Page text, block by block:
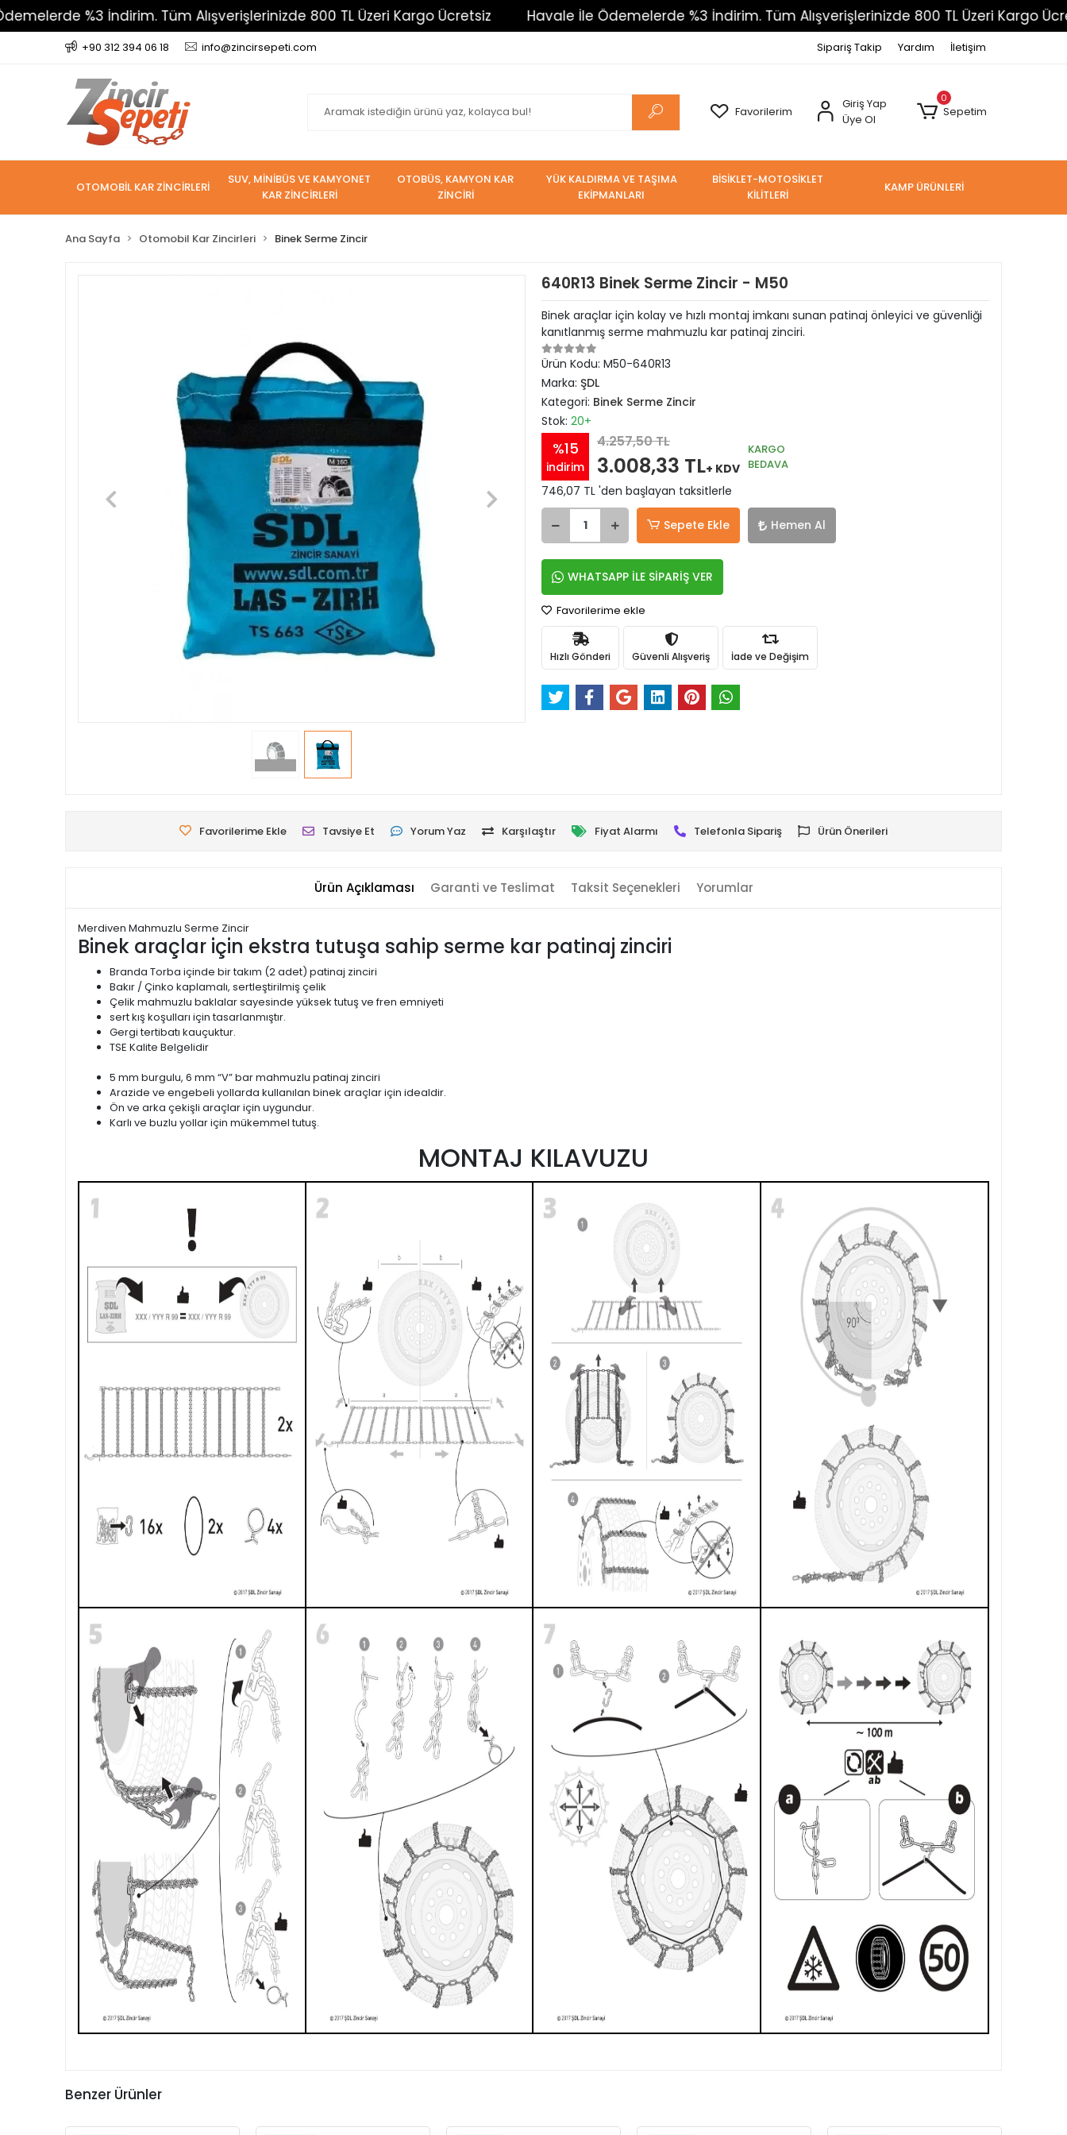
%3 İndirim. Tüm Alışverişlerinizde 800 TL Üzeri Kargo Ücretsiz Havale İle Ödemelerde %3 İndirim. Tüm Alışverişlerinizde 800 TL Üzeri Kargo Ücretsiz
+90 312 394 06 18 info@zincirsepeti.com Sipariş Takip Yardım İletişim
Favorilerim
Giriş Yap
Üye Ol
0
Sepetim
OTOMOBİL KAR ZİNCİRLERİ
SUV, MİNİBÜS VE KAMYONET
KAR ZİNCİRLERİ
OTOBÜS, KAMYON KAR
ZİNCİRİ
YÜK KALDIRMA VE TAŞIMA
EKİPMANLARI
BİSİKLET-MOTOSİKLET
KİLİTLERİ
KAMP ÜRÜNLERİ
Ana Sayfa Otomobil Kar Zincirleri Binek Serme Zincir
640R13 Binek Serme Zincir - M50
Binek araçlar için kolay ve hızlı montaj imkanı sunan patinaj önleyici ve güvenliği
kanıtlanmış serme mahmuzlu kar patinaj zinciri.
Ürün Kodu: M50-640R13
Marka: ŞDL
Kategori: Binek Serme Zincir
Stok: 20+
%15
indirim
4.257,50 TL
3.008,33 TL+ KDV
KARGO
BEDAVA
746,07 TL 'den başlayan taksitlerle
Sepete Ekle Hemen Al
WHATSAPP İLE SİPARİŞ VER
Favorilerime ekle
Hızlı Gönderi Güvenli Alışveriş İade ve Değişim
Favorilerime Ekle Tavsiye Et Yorum Yaz Karşılaştır Fiyat Alarmı Telefonla Sipariş Ürün Önerileri
Ürün Açıklaması Garanti ve Teslimat Taksit Seçenekleri Yorumlar
Merdiven Mahmuzlu Serme Zincir
Binek araçlar için ekstra tutuşa sahip serme kar patinaj zinciri
Branda Torba içinde bir takım (2 adet) patinaj zinciri
Bakır / Çinko kaplamalı, sertleştirilmiş çelik
Çelik mahmuzlu baklalar sayesinde yüksek tutuş ve fren emniyeti
sert kış koşulları için tasarlanmıştır.
Gergi tertibatı kauçuktur.
TSE Kalite Belgelidir
5 mm burgulu, 6 mm “V” bar mahmuzlu patinaj zinciri
Arazide ve engebeli yollarda kullanılan binek araçlar için idealdir.
Ön ve arka çekişli araçlar için uygundur.
Karlı ve buzlu yollar için mükemmel tutuş.
MONTAJ KILAVUZU
Benzer Ürünler